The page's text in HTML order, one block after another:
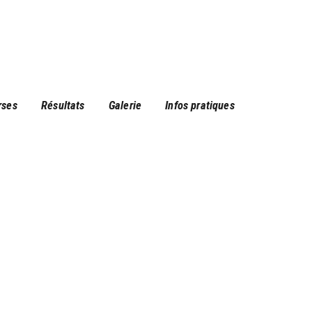
Résultats Galerie Infos pratiques